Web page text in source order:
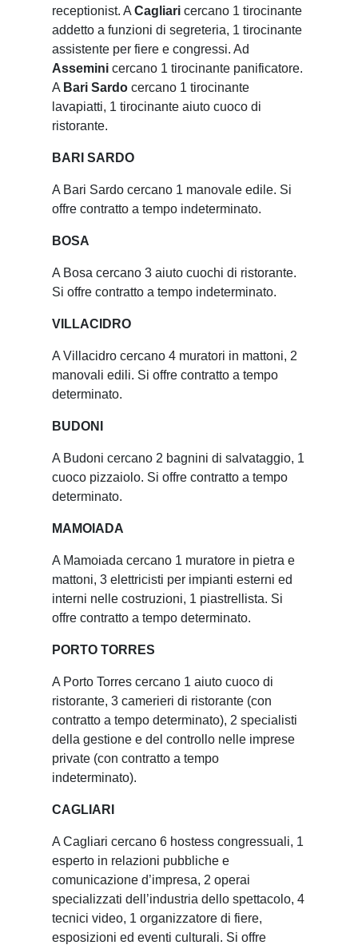
receptionist. A Cagliari cercano 1 tirocinante
addetto a funzioni di segreteria, 1 tirocinante
assistente per fiere e congressi. Ad
Assemini cercano 1 tirocinante panificatore.
A Bari Sardo cercano 1 tirocinante
lavapiatti, 1 tirocinante aiuto cuoco di
ristorante.
BARI SARDO
A Bari Sardo cercano 1 manovale edile. Si
offre contratto a tempo indeterminato.
BOSA
A Bosa cercano 3 aiuto cuochi di ristorante.
Si offre contratto a tempo indeterminato.
VILLACIDRO
A Villacidro cercano 4 muratori in mattoni, 2
manovali edili. Si offre contratto a tempo
determinato.
BUDONI
A Budoni cercano 2 bagnini di salvataggio, 1
cuoco pizzaiolo. Si offre contratto a tempo
determinato.
MAMOIADA
A Mamoiada cercano 1 muratore in pietra e
mattoni, 3 elettricisti per impianti esterni ed
interni nelle costruzioni, 1 piastrellista. Si
offre contratto a tempo determinato.
PORTO TORRES
A Porto Torres cercano 1 aiuto cuoco di
ristorante, 3 camerieri di ristorante (con
contratto a tempo determinato), 2 specialisti
della gestione e del controllo nelle imprese
private (con contratto a tempo
indeterminato).
CAGLIARI
A Cagliari cercano 6 hostess congressuali, 1
esperto in relazioni pubbliche e
comunicazione d’impresa, 2 operai
specializzati dell’industria dello spettacolo, 4
tecnici video, 1 organizzatore di fiere,
esposizioni ed eventi culturali. Si offre